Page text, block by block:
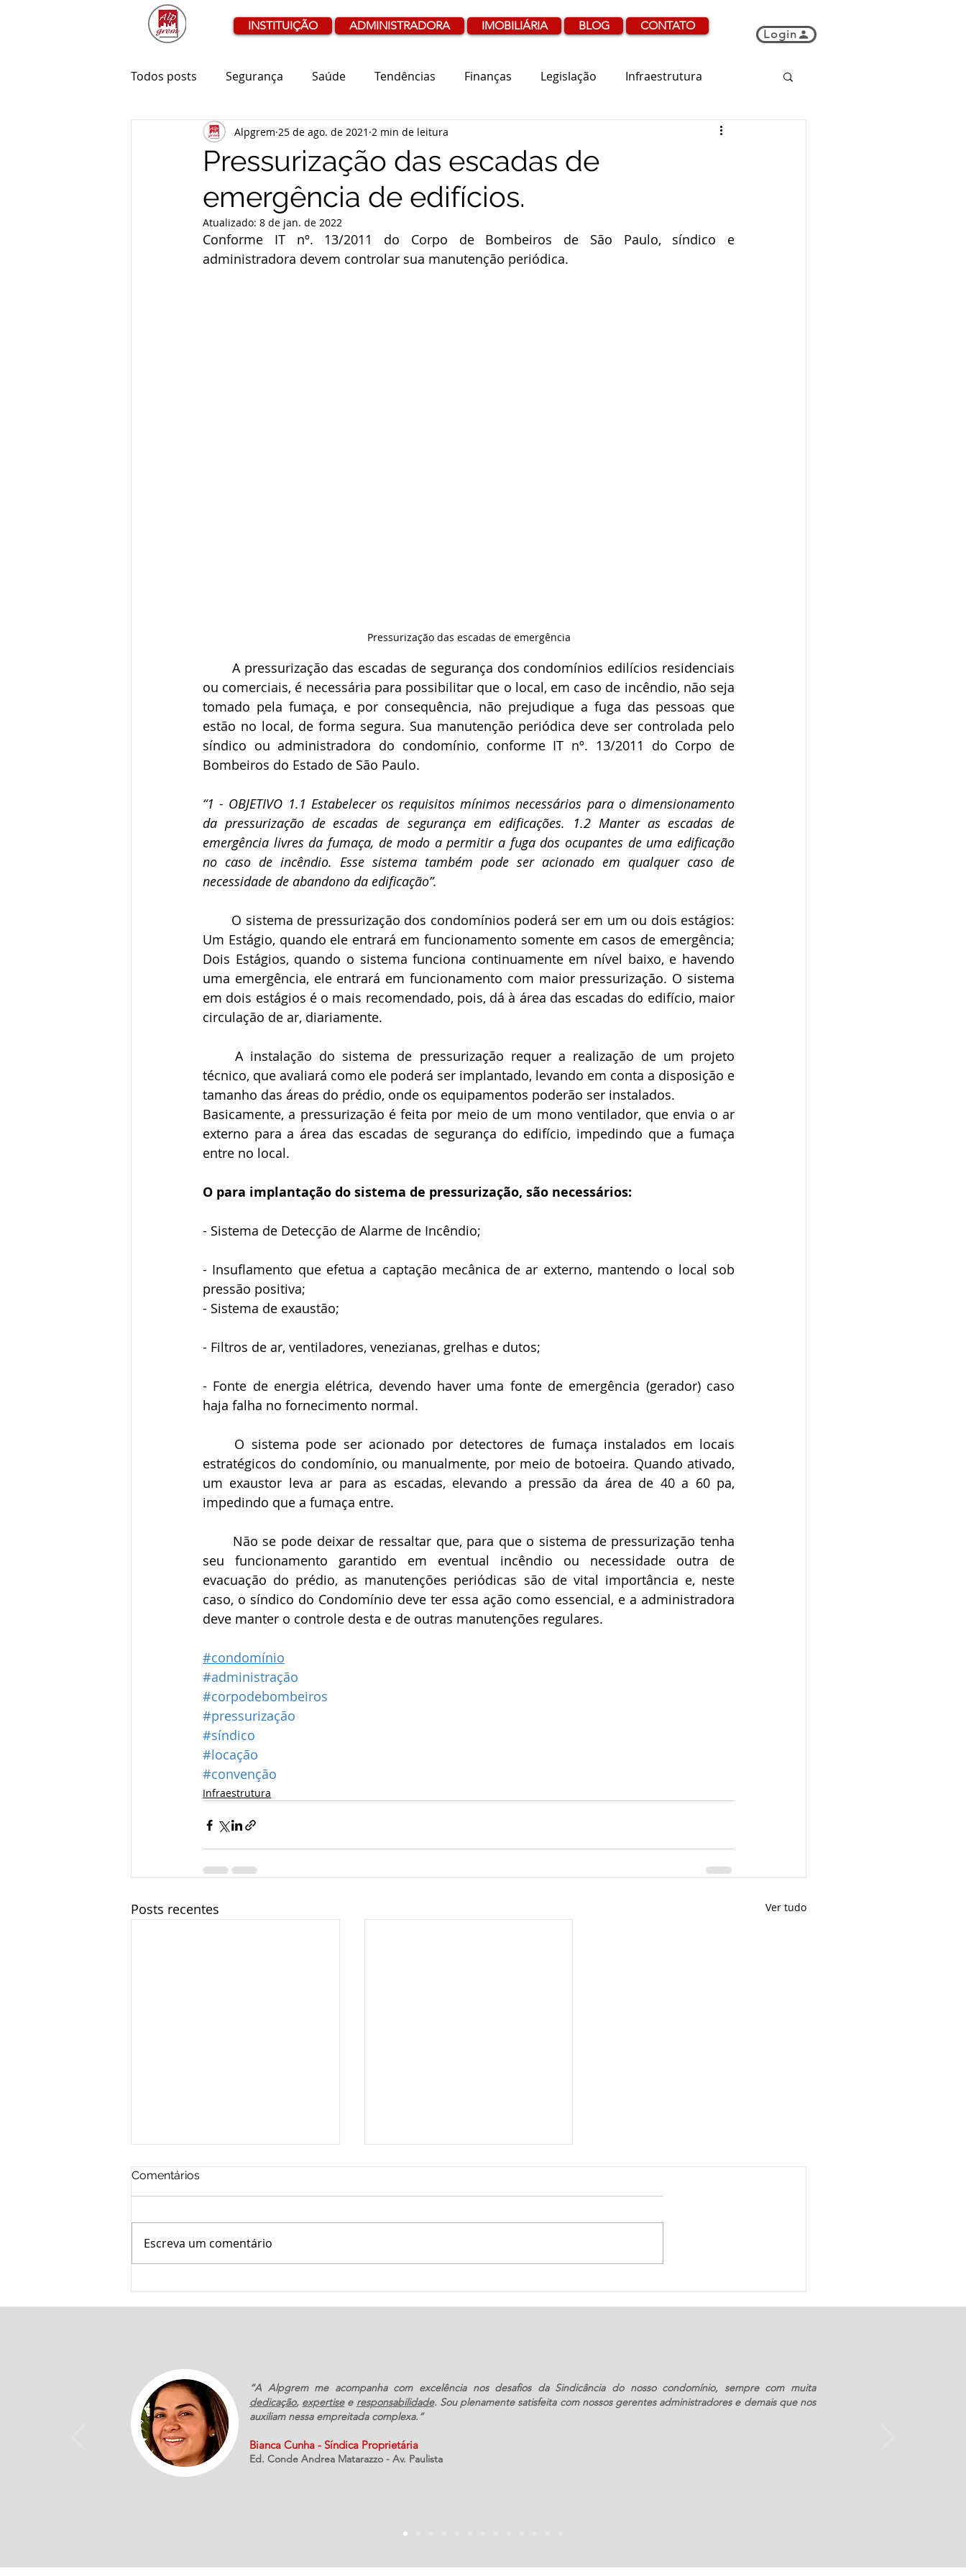
INSTITUIÇÃO ADMINISTRADORA IMOBILIÁRIA BLOG CONTATO
Login
Todos posts Segurança Saúde Tendências Finanças Legislação Infraestrutura
Pressurização das escadas de
emergência de edifícios.
Alpgrem 25 de ago. de 2021 2 min de leitura
Atualizado: 8 de jan. de 2022
Conforme IT nº. 13/2011 do Corpo de Bombeiros de São Paulo, síndico e
administradora devem controlar sua manutenção periódica.
Pressurização das escadas de emergência
ou comerciais, é necessária para possibilitar que o local, em caso de incêndio, não seja
tomado pela fumaça, e por consequência, não prejudique a fuga das pessoas que
estão no local, de forma segura. Sua manutenção periódica deve ser controlada pelo
síndico ou administradora do condomínio, conforme IT nº. 13/2011 do Corpo de
Bombeiros do Estado de São Paulo.
“1 - OBJETIVO 1.1 Estabelecer os requisitos mínimos necessários para o dimensionamento
da pressurização de escadas de segurança em edificações. 1.2 Manter as escadas de
emergência livres da fumaça, de modo a permitir a fuga dos ocupantes de uma edificação
no caso de incêndio. Esse sistema também pode ser acionado em qualquer caso de
necessidade de abandono da edificação”.
Um Estágio, quando ele entrará em funcionamento somente em casos de emergência;
Dois Estágios, quando o sistema funciona continuamente em nível baixo, e havendo
uma emergência, ele entrará em funcionamento com maior pressurização. O sistema
em dois estágios é o mais recomendado, pois, dá à área das escadas do edifício, maior
circulação de ar, diariamente.
	A instalação do sistema de pressurização requer a realização de um projeto
técnico, que avaliará como ele poderá ser implantado, levando em conta a disposição e
tamanho das áreas do prédio, onde os equipamentos poderão ser instalados.
Basicamente, a pressurização é feita por meio de um mono ventilador, que envia o ar
externo para a área das escadas de segurança do edifício, impedindo que a fumaça
entre no local.
O para implantação do sistema de pressurização, são necessários:
- Sistema de Detecção de Alarme de Incêndio;
- Insuflamento que efetua a captação mecânica de ar externo, mantendo o local sob
pressão positiva;
- Sistema de exaustão;
- Filtros de ar, ventiladores, venezianas, grelhas e dutos;
- Fonte de energia elétrica, devendo haver uma fonte de emergência (gerador) caso
haja falha no fornecimento normal.
estratégicos do condomínio, ou manualmente, por meio de botoeira. Quando ativado,
um exaustor leva ar para as escadas, elevando a pressão da área de 40 a 60 pa,
impedindo que a fumaça entre.
seu funcionamento garantido em eventual incêndio ou necessidade outra de
evacuação do prédio, as manutenções periódicas são de vital importância e, neste
caso, o síndico do Condomínio deve ter essa ação como essencial, e a administradora
deve manter o controle desta e de outras manutenções regulares.
#condomínio
#administração
#corpodebombeiros
#pressurização
#síndico
#locação
#convenção
Infraestrutura
Posts recentes Ver tudo
Comentários
Escreva um comentário
“A Alpgrem me acompanha com excelência nos desafios da Sindicância do nosso condomínio, sempre com muita
dedicação, expertisee responsabilidade. Sou plenamente satisfeita com nossos gerentes administradores e demais que nos
auxiliam nessa empreitada complexa.”
Bianca Cunha - Síndica Proprietária
Ed. Conde Andrea Matarazzo - Av. Paulista